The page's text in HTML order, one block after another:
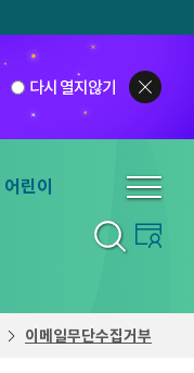
다시 열지않기
어린이
이메일무단수집거부